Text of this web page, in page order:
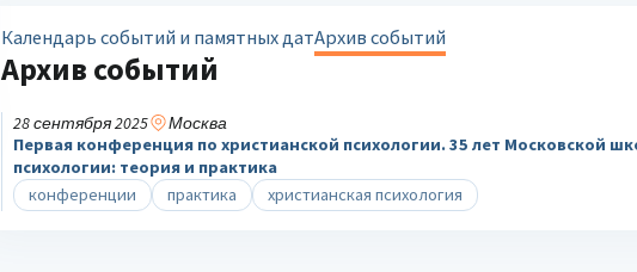
Календарь событий и памятных датАрхив событий
Архив событий
28 сентября 2025
Москва
Первая конференция по христианской психологии. 35 лет Московской
психологии: теория и практика
конференции
практика христианская психология